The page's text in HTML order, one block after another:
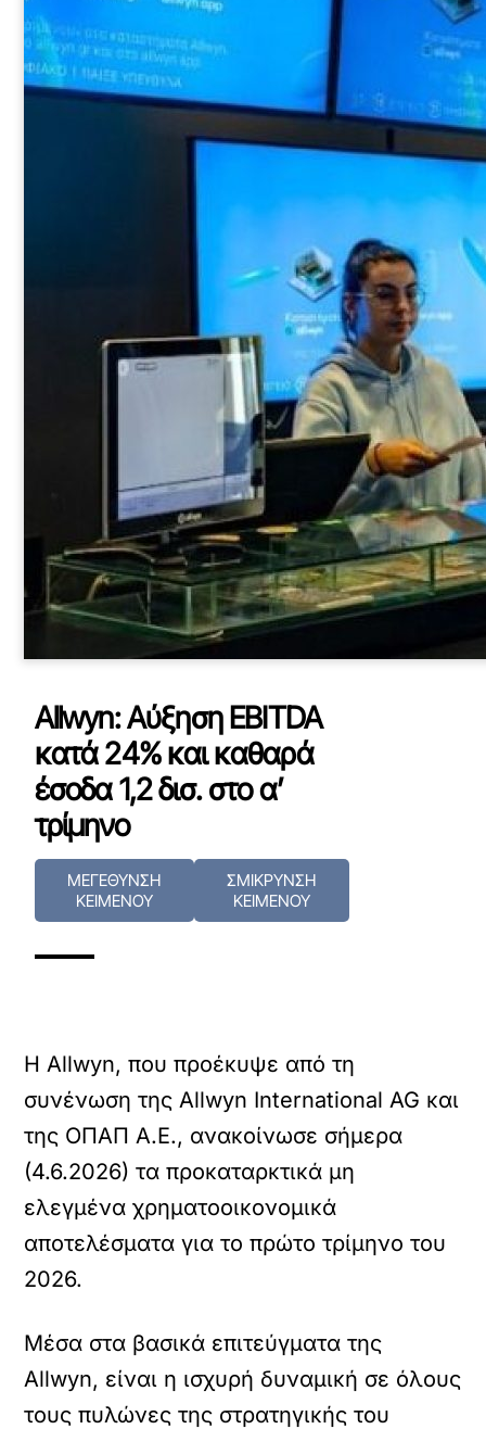
Allwyn: Αύξηση EBITDA
κατά 24% και καθαρά
έσοδα 1,2 δισ. στο α’
τρίμηνο
ΜΕΓΕΘΥΝΣΗ
ΚΕΙΜΕΝΟΥ
ΣΜΙΚΡΥΝΣΗ
ΚΕΙΜΕΝΟΥ
Η Allwyn, που προέκυψε από τη
συνένωση της Allwyn International AG και
της ΟΠΑΠ Α.Ε., ανακοίνωσε σήμερα
(4.6.2026) τα προκαταρκτικά μη
ελεγμένα χρηματοοικονομικά
αποτελέσματα για το πρώτο τρίμηνο του
2026.
Μέσα στα βασικά επιτεύγματα της
Allwyn, είναι η ισχυρή δυναμική σε όλους
τους πυλώνες της στρατηγικής του